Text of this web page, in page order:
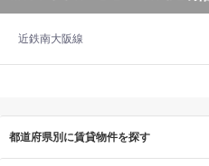
近鉄南大阪線
都道府県別に賃貸物件を探す